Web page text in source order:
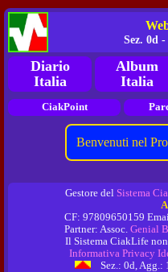
Sez. 0d
Diario
Italia
Album
Italia
CiakPoint
Benvenuti nel
Gestore del Sistema
CF: 97809650159
Partner: Assoc. Genial
Il Sistema CiakLife
Informativa Privacy
Sez.: 0d, Agg.: